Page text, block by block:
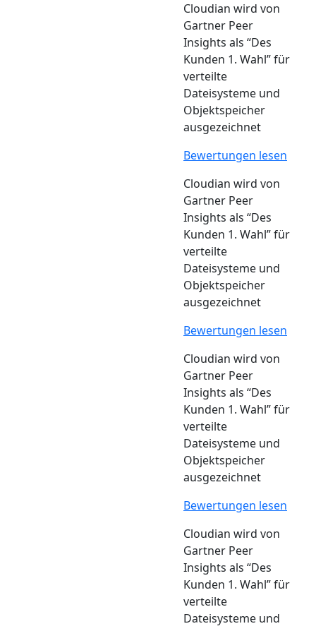
Cloudian wird von
Gartner Peer
Insights als “Des
Kunden 1. Wahl” für
verteilte
Dateisysteme und
Objektspeicher
ausgezeichnet
Bewertungen lesen
Cloudian wird von
Gartner Peer
Insights als “Des
Kunden 1. Wahl” für
verteilte
Dateisysteme und
Objektspeicher
ausgezeichnet
Bewertungen lesen
Cloudian wird von
Gartner Peer
Insights als “Des
Kunden 1. Wahl” für
verteilte
Dateisysteme und
Objektspeicher
ausgezeichnet
Bewertungen lesen
Cloudian wird von
Gartner Peer
Insights als “Des
Kunden 1. Wahl” für
verteilte
Dateisysteme und